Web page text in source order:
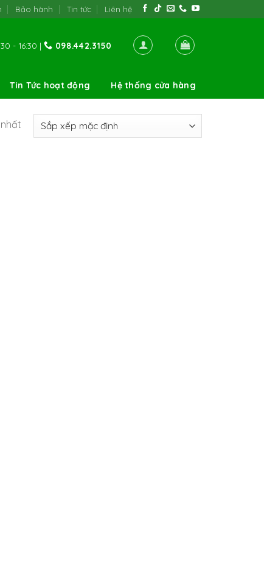
Bảo hành Tin tức Liên hệ
- 16:30 | 098.442.3150
Tin Tức hoạt động Hệ thống cửa hàng